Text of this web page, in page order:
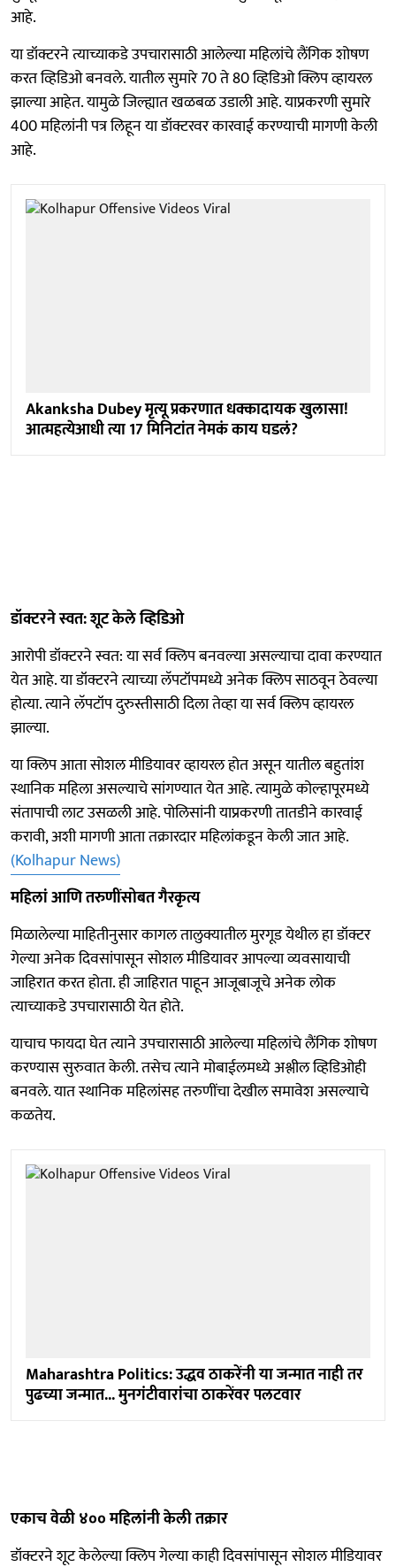
आहे.
या डॉक्टरने त्याच्याकडे उपचारासाठी आलेल्या महिलांचे लैंगिक शोषण
करत व्हिडिओ बनवले. यातील सुमारे 70 ते 80 व्हिडिओ क्लिप व्हायरल
झाल्या आहेत. यामुळे जिल्ह्यात खळबळ उडाली आहे. याप्रकरणी सुमारे
400 महिलांनी पत्र लिहून या डॉक्टरवर कारवाई करण्याची मागणी केली
आहे.
Akanksha Dubey मृत्यू प्रकरणात धक्कादायक खुलासा!
आत्महत्येआधी त्या 17 मिनिटांत नेमकं काय घडलं?
डॉक्टरने स्वत: शूट केले व्हिडिओ
आरोपी डॉक्टरने स्वत: या सर्व क्लिप बनवल्या असल्याचा दावा करण्यात
येत आहे. या डॉक्टरने त्याच्या लॅपटॉपमध्ये अनेक क्लिप साठवून ठेवल्या
होत्या. त्याने लॅपटॉप दुरुस्तीसाठी दिला तेव्हा या सर्व क्लिप व्हायरल
झाल्या.
या क्लिप आता सोशल मीडियावर व्हायरल होत असून यातील बहुतांश
स्थानिक महिला असल्याचे सांगण्यात येत आहे. त्यामुळे कोल्हापूरमध्ये
संतापाची लाट उसळली आहे. पोलिसांनी याप्रकरणी तातडीने कारवाई
करावी, अशी मागणी आता तक्रारदार महिलांकडून केली जात आहे.
(Kolhapur News)
महिलां आणि तरुणींसोबत गैरकृत्य
मिळालेल्या माहितीनुसार कागल तालुक्यातील मुरगूड येथील हा डॉक्टर
गेल्या अनेक दिवसांपासून सोशल मीडियावर आपल्या व्यवसायाची
जाहिरात करत होता. ही जाहिरात पाहून आजूबाजूचे अनेक लोक
त्याच्याकडे उपचारासाठी येत होते.
याचाच फायदा घेत त्याने उपचारासाठी आलेल्या महिलांचे लैंगिक शोषण
करण्यास सुरुवात केली. तसेच त्याने मोबाईलमध्ये अश्लील व्हिडिओही
बनवले. यात स्थानिक महिलांसह तरुणींचा देखील समावेश असल्याचे
कळतेय.
Maharashtra Politics: उद्धव ठाकरेंनी या जन्मात नाही तर
पुढच्या जन्मात... मुनगंटीवारांचा ठाकरेंवर पलटवार
एकाच वेळी ४०० महिलांनी केली तक्रार
डॉक्टरने शूट केलेल्या क्लिप गेल्या काही दिवसांपासून सोशल मीडियावर